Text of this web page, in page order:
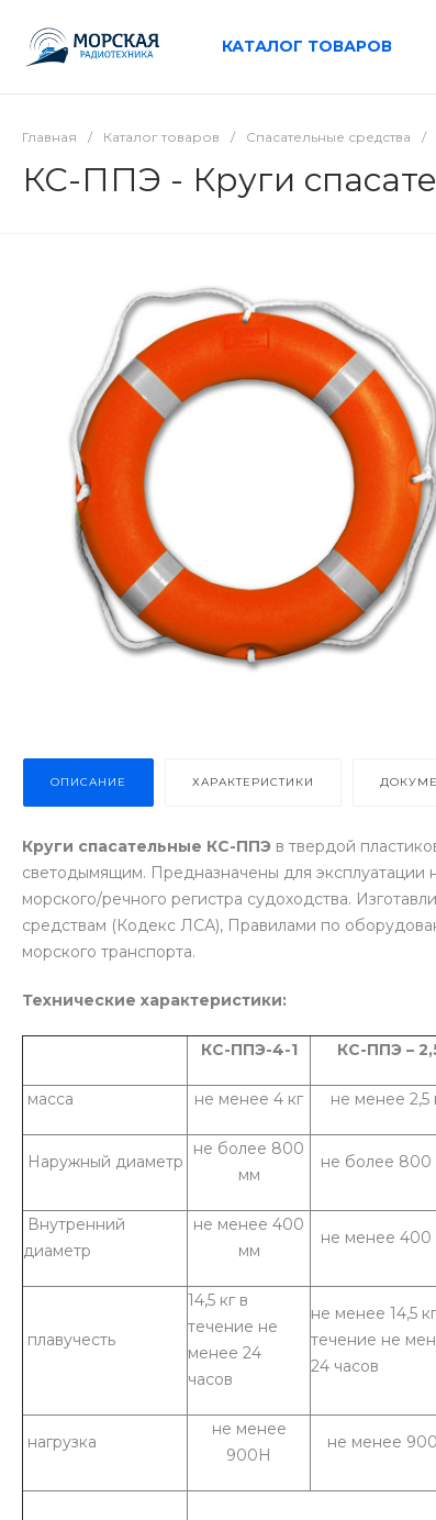
КАТАЛОГ ТОВАРОВ
Главная / Каталог товаров / Спасательные средства /
КС-ППЭ - Круги
ОПИСАНИЕ ХАРАКТЕРИСТИКИ
Круги спасательные КС-ППЭ в твердой
светодымящим. Предназначены для эксплуатации
морского/речного регистра судоходства.
средствам (Кодекс ЛСА), Правилами по
морского транспорта.
Технические характеристики:
КС-ППЭ-4-1 КС-ППЭ –
масса не менее 4 кг не менее 2,5
Наружный диаметр
не более 800
мм
не более 800
Внутренний
диаметр
не менее 400
мм
не менее 400
плавучесть
14,5 кг в
течение не
менее 24
часов
не менее 14,5
течение не
24 часов
нагрузка
не менее
900Н
не менее